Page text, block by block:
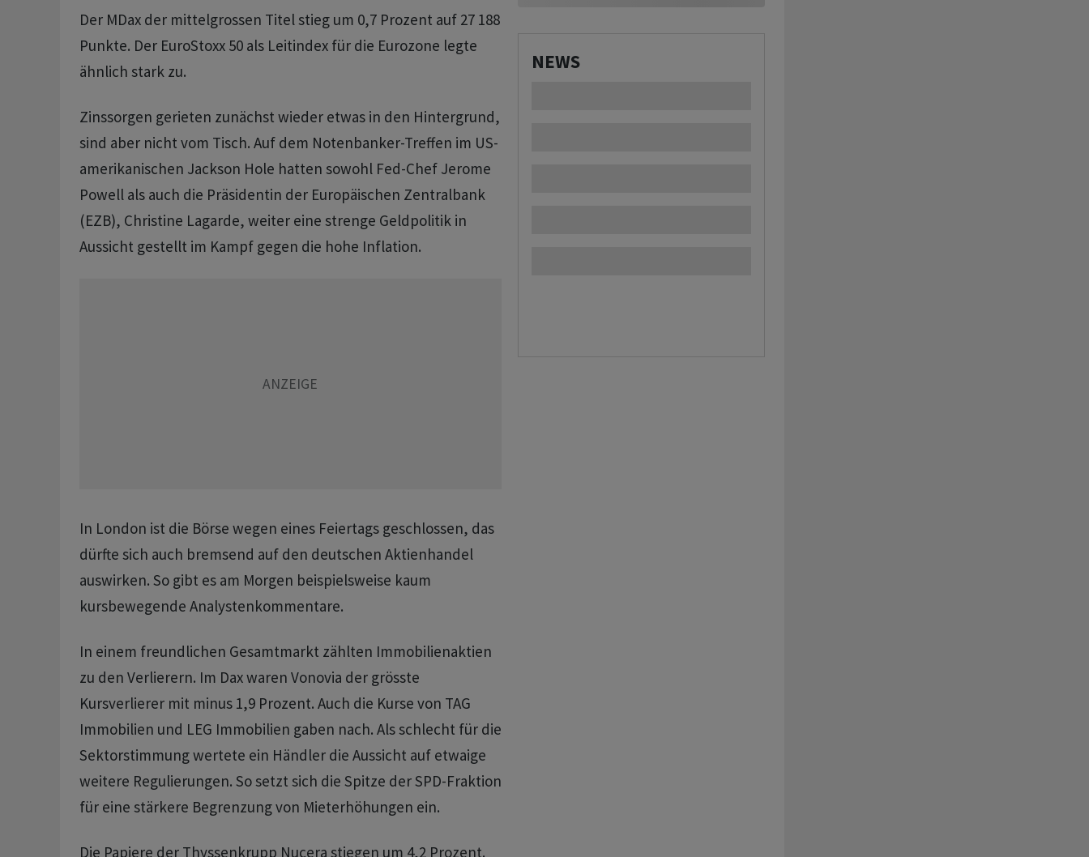
Der MDax der mittelgrossen Titel stieg um 0,7 Prozent auf 27 188
Punkte. Der EuroStoxx 50 als Leitindex für die Eurozone legte
ähnlich stark zu.
Zinssorgen gerieten zunächst wieder etwas in den Hintergrund,
sind aber nicht vom Tisch. Auf dem Notenbanker-Treffen im US-
amerikanischen Jackson Hole hatten sowohl Fed-Chef Jerome
Powell als auch die Präsidentin der Europäischen Zentralbank
(EZB), Christine Lagarde, weiter eine strenge Geldpolitik in
Aussicht gestellt im Kampf gegen die hohe Inflation.
In London ist die Börse wegen eines Feiertags geschlossen, das
dürfte sich auch bremsend auf den deutschen Aktienhandel
auswirken. So gibt es am Morgen beispielsweise kaum
kursbewegende Analystenkommentare.
In einem freundlichen Gesamtmarkt zählten Immobilienaktien
zu den Verlierern. Im Dax waren Vonovia der grösste
Kursverlierer mit minus 1,9 Prozent. Auch die Kurse von TAG
Immobilien und LEG Immobilien gaben nach. Als schlecht für die
Sektorstimmung wertete ein Händler die Aussicht auf etwaige
weitere Regulierungen. So setzt sich die Spitze der SPD-Fraktion
für eine stärkere Begrenzung von Mieterhöhungen ein.
Die Papiere der Thyssenkrupp Nucera stiegen um 4,2 Prozent.
NEWS